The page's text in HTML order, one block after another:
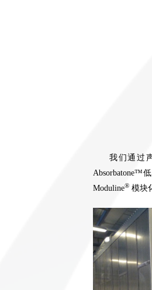
我们通过
Absorbatone™
Moduline® 模块